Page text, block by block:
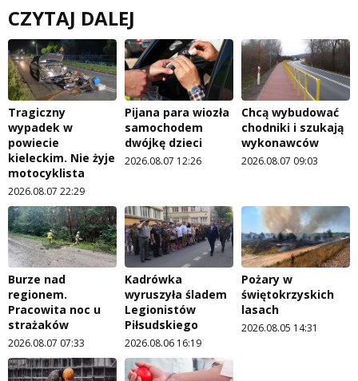
CZYTAJ DALEJ
Tragiczny
wypadek w
powiecie
kieleckim. Nie żyje
motocyklista
2026.08.07 22:29
Pijana para wiozła
samochodem
dwójkę dzieci
2026.08.07 12:26
Chcą wybudować
chodniki i szukają
wykonawców
2026.08.07 09:03
Burze nad
regionem.
Pracowita noc u
strażaków
2026.08.07 07:33
Kadrówka
wyruszyła śladem
Legionistów
Piłsudskiego
2026.08.06 16:19
Pożary w
świętokrzyskich
lasach
2026.08.05 14:31